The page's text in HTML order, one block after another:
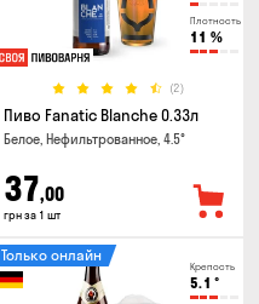
Плотность
11 %
(2)
Пиво Fanatic Blanche 0.33л
Белое, Нефильтрованное, 4.5°
37,00
грн за 1 шт
Крепость
5.1 °
Только онлайн